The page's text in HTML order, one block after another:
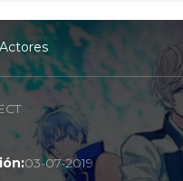
Actores
03-07-2019